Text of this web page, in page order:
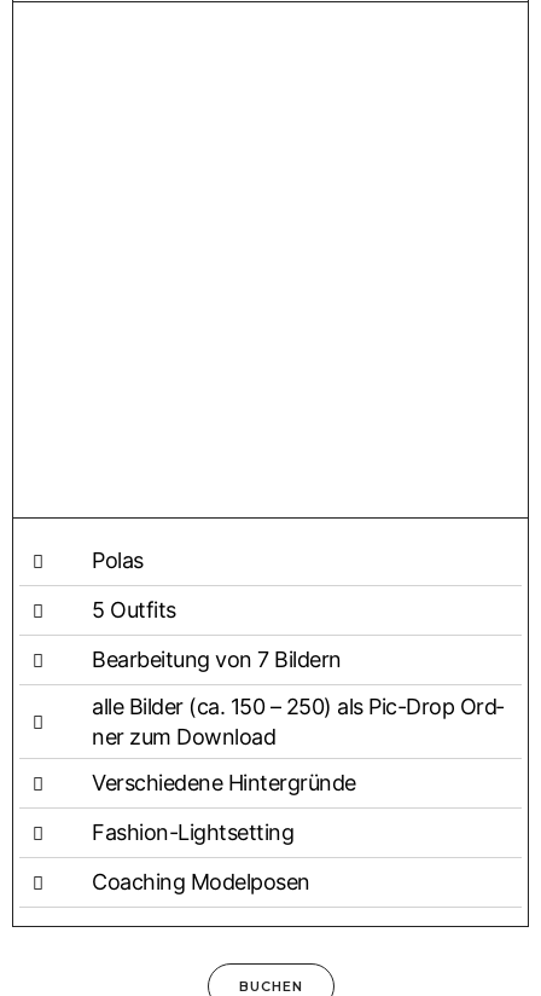
Polas
5 Out­fits
Bear­bei­tung von 7 Bildern
alle Bil­der (ca. 150 – 250) als Pic-Drop Ord­
ner zum Download
Ver­schie­de­ne Hintergründe
Fashion-Light­set­ting
Coa­ching Modelposen
BUCHEN